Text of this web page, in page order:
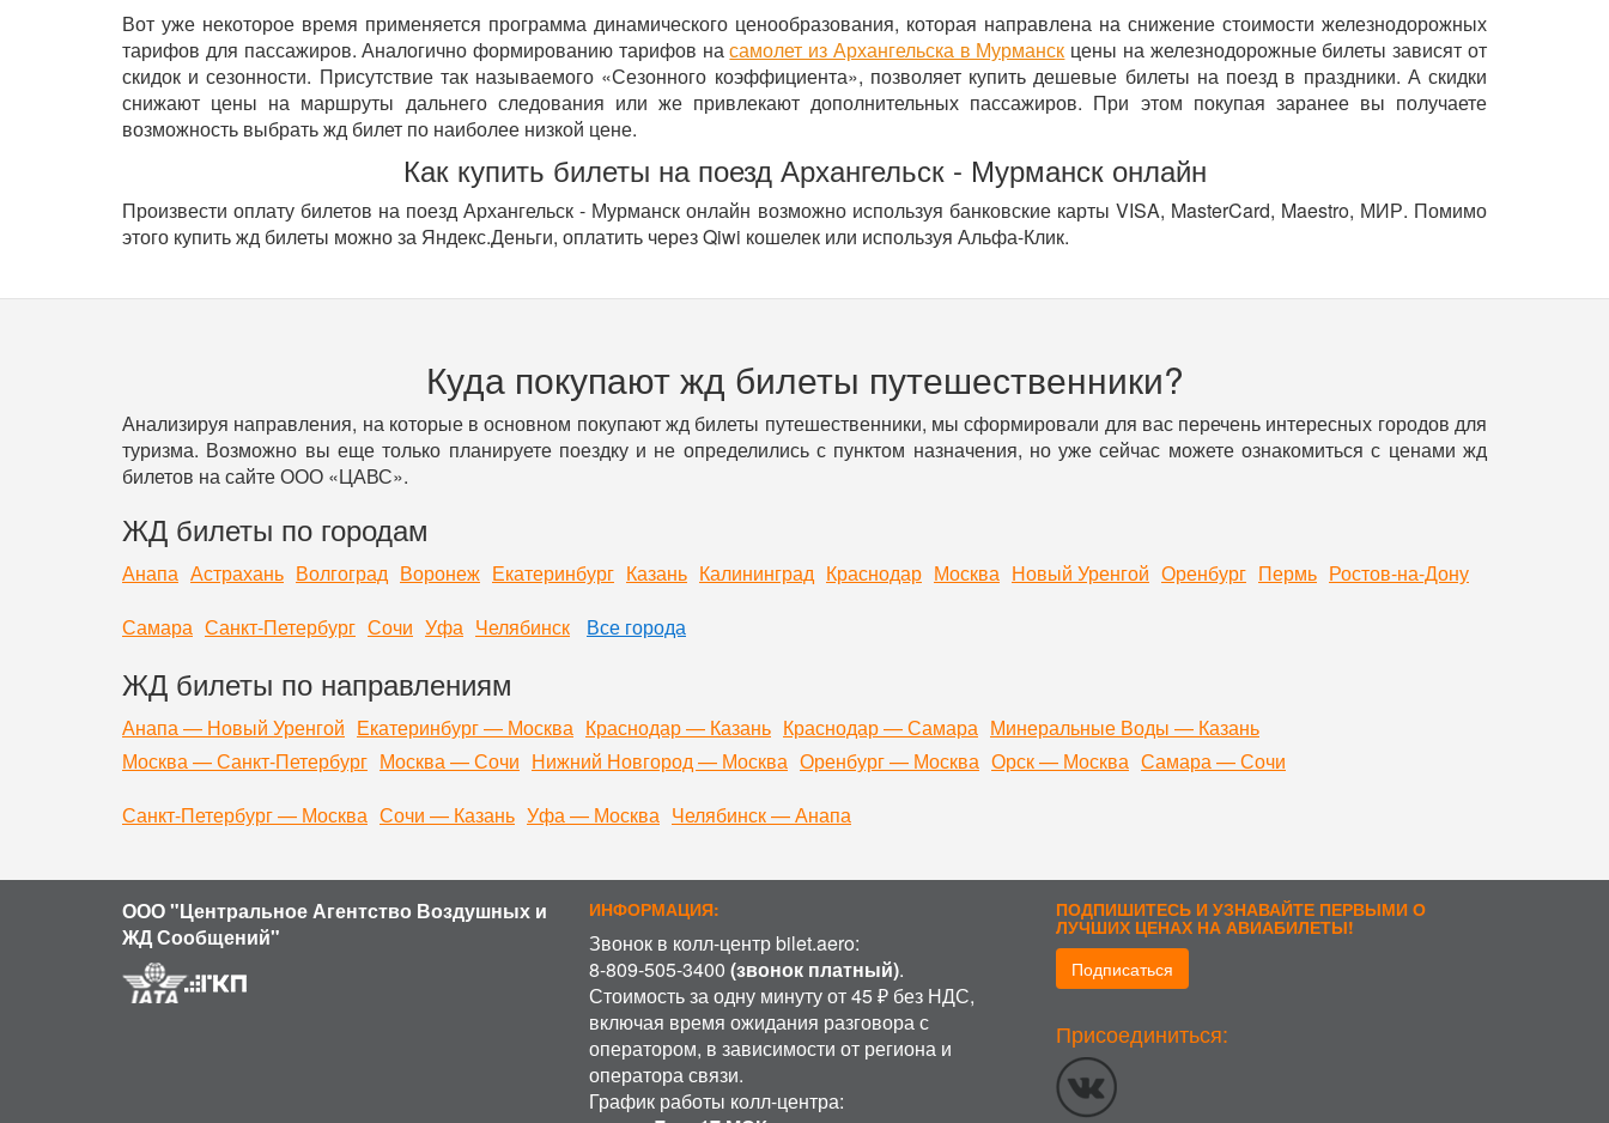
Вот уже некоторое время применяется программа динамического ценообразования, которая направлена на снижение стоимости железнодорожных
тарифов для пассажиров. Аналогично формированию тарифов насамолет из Архангельска в Мурманск цены на железнодорожные билеты зависят от
скидок и сезонности. Присутствие так называемого «Сезонного коэффициента», позволяет купить дешевые билеты на поезд в праздники. А скидки
снижают цены на маршруты дальнего следования или же привлекают дополнительных пассажиров. При этом покупая заранее вы получаете
возможность выбрать жд билет по наиболее низкой цене.
Как купить билеты на поезд Архангельск - Мурманск онлайн
Произвести оплату билетов на поезд Архангельск - Мурманск онлайн возможно используя банковские карты VISA, MasterCard, Maestro, МИР. Помимо
этого купить жд билеты можно за Яндекс.Деньги, оплатить через Qiwi кошелек или используя Альфа-Клик.
Куда покупают жд билеты путешественники?
Анализируя направления, на которые в основном покупают жд билеты путешественники, мы сформировали для вас перечень интересных городов для
туризма. Возможно вы еще только планируете поездку и не определились с пунктом назначения, но уже сейчас можете ознакомиться с ценами жд
билетов на сайте ООО «ЦАВС».
ЖД билеты по городам
Анапа Астрахань Волгоград Воронеж Екатеринбург Казань Калининград Краснодар Москва Новый Уренгой Оренбург Пермь Ростов-на-Дону
Самара Санкт-Петербург Сочи Уфа Челябинск Все города
ЖД билеты по направлениям
Анапа — Новый Уренгой Екатеринбург — Москва Краснодар — Казань Краснодар — Самара Минеральные Воды — Казань
Москва — Санкт-Петербург Москва — Сочи Нижний Новгород — Москва Оренбург — Москва Орск — Москва Самара — Сочи
Санкт-Петербург — Москва Сочи — Казань Уфа — Москва Челябинск — Анапа
ООО "Центральное Агентство Воздушных и
ЖД Сообщений"
ИНФОРМАЦИЯ:
Звонок в колл-центр bilet.aero:
8-809-505-3400 (звонок платный).
Стоимость за одну минуту от 45 ₽ без НДС,
включая время ожидания разговора с
оператором, в зависимости от региона и
оператора связи.
График работы колл-центра:
ПОДПИШИТЕСЬ И УЗНАВАЙТЕ ПЕРВЫМИ О
ЛУЧШИХ ЦЕНАХ НА АВИАБИЛЕТЫ!
Подписаться
Присоединиться:
ИСПОЛЬЗОВАНИЕ COOKIE
Продолжая использовать наш сайт, вы даете согласие на обработку файлов cookie, пользовательских данных (сведения о местоположении; тип и версия ОС; тип и версия Браузера; тип
устройства и разрешение его экрана; источник откуда пришел на сайт пользователь; с какого сайта или по какой рекламе; язык ОС и Браузера; какие страницы открывает и на какие